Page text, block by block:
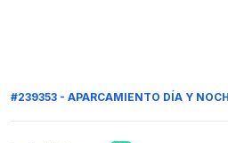
#239353 - APARCAMIENTO DÍA Y